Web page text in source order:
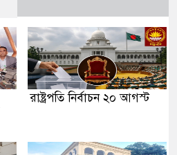
রাষ্ট্রপতি নির্বাচন ২০ আগস্ট